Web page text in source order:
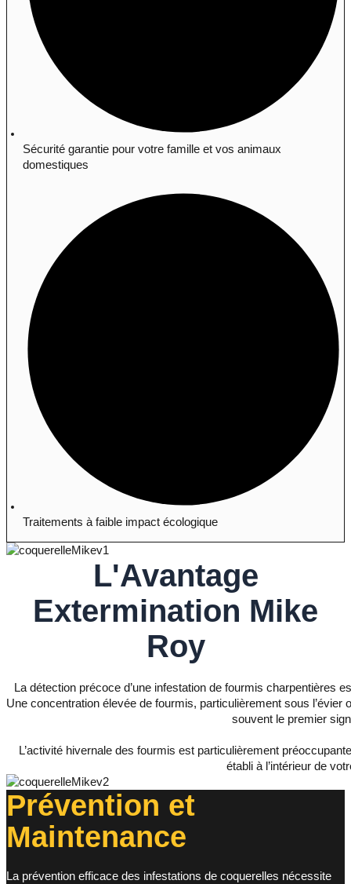
Sécurité garantie pour votre famille et vos animaux
domestiques
Traitements à faible impact écologique
L'Avantage
Extermination Mike
Roy
La détection précoce d’une infestation de fourmis charpentières
Une concentration élevée de fourmis, particulièrement sous
souvent le premier
L’activité hivernale des fourmis est particulièrement
établi à l’intérieur de
Prévention et
Maintenance
La prévention efficace des infestations de coquerelles nécessite